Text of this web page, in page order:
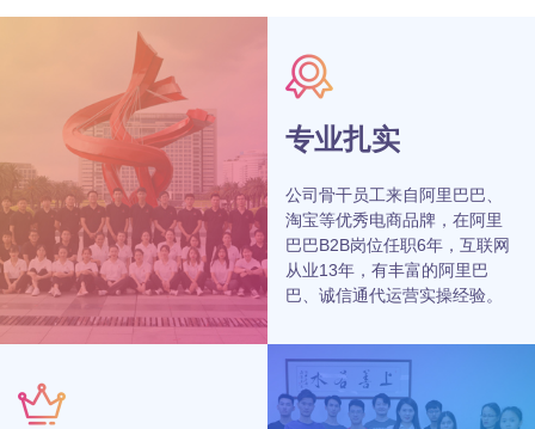
专业扎实
公司骨干员工来自阿里巴巴、
淘宝等优秀电商品牌，在阿里
巴巴B2B岗位任职6年，互联网
从业13年，有丰富的阿里巴
巴、诚信通代运营实操经验。